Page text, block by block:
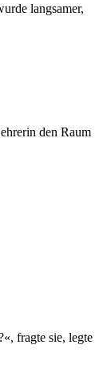
langsamer,
den Raum
fragte sie, legte